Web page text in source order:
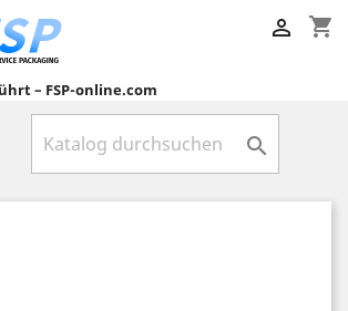
shopping_cart

– FSP-online.com
